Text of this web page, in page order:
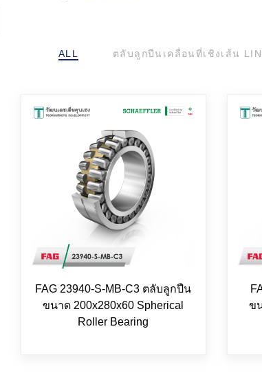
ALL ตลับลูกปืนเคลื่อนที่เชิงเส้น
FAG 23940-S-MB-C3 ตลับลูกปืน
ขนาด 200x280x60 Spherical
Roller Bearing
ข